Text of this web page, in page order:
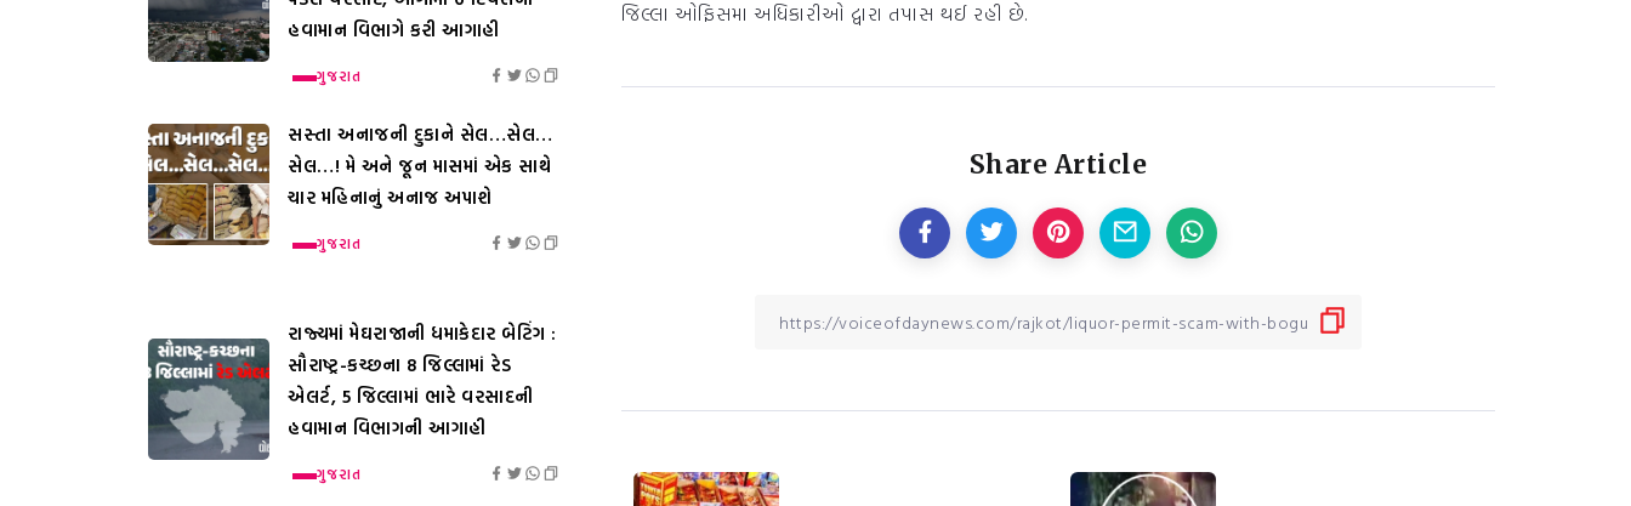
જિલ્લા ઓફિસમા અધિકારીઓ દ્વારા તપાસ થઈ રહી છે.
Share Article
હવામાન વિભાગે કરી આગાહી
ગુજરાત
સસ્તા અનાજની દુકાને સેલ…સેલ…
સેલ…! મે અને જૂન માસમાં એક સાથે
ચાર મહિનાનું અનાજ અપાશે
ગુજરાત
રાજ્યમાં મેઘરાજાની ધમાકેદાર બેટિંગ :
સૌરાષ્ટ્ર-કચ્છના 8 જિલ્લામાં રેડ
એલર્ટ, 5 જિલ્લામાં ભારે વરસાદની
હવામાન વિભાગની આગાહી
ગુજરાત